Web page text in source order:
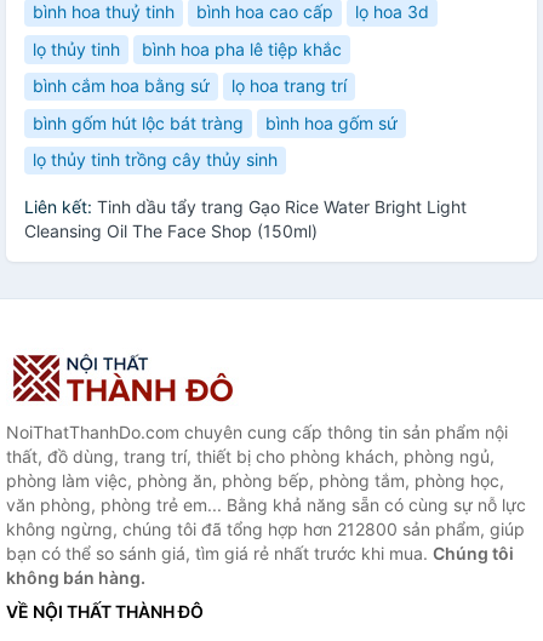
bình hoa thuỷ tinh
bình hoa cao cấp
lọ hoa 3d
lọ thủy tinh
bình hoa pha lê tiệp khắc
bình cắm hoa bằng sứ
lọ hoa trang trí
bình gốm hút lộc bát tràng
bình hoa gốm sứ
lọ thủy tinh trồng cây thủy sinh
Liên kết: Tinh dầu tẩy trang Gạo Rice Water Bright Light
Cleansing Oil The Face Shop (150ml)
NoiThatThanhDo.com chuyên cung cấp thông tin sản phẩm nội
thất, đồ dùng, trang trí, thiết bị cho phòng khách, phòng ngủ,
phòng làm việc, phòng ăn, phòng bếp, phòng tắm, phòng học,
văn phòng, phòng trẻ em... Bằng khả năng sẵn có cùng sự nỗ lực
không ngừng, chúng tôi đã tổng hợp hơn 212800 sản phẩm, giúp
bạn có thể so sánh giá, tìm giá rẻ nhất trước khi mua. Chúng tôi
không bán hàng.
VỀ NỘI THẤT THÀNH ĐÔ